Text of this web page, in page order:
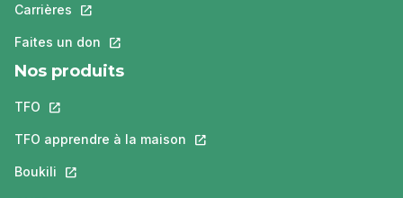
Carrières Ce lien s'ouvrira dans un nouvel onglet.
Faites un don Ce lien s'ouvrira dans un nouvel onglet.
Nos produits
TFO Ce lien s'ouvrira dans un nouvel onglet.
TFO apprendre à la maison Ce lien s'ouvrira dans un nouvel
Boukili Ce lien s'ouvrira dans un nouvel onglet.